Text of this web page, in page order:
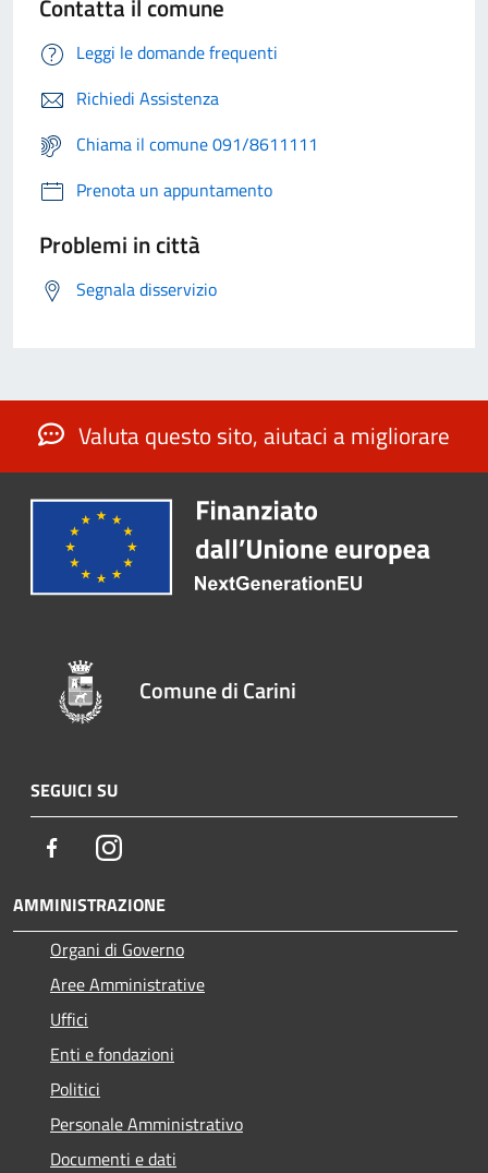
Contatta il comune
Leggi le domande frequenti
Richiedi Assistenza
Chiama il comune 091/8611111
Prenota un appuntamento
Problemi in città
Segnala disservizio
Valuta questo sito, aiutaci a migliorare
Comune di Carini
SEGUICI SU
FacebookInstagram
AMMINISTRAZIONE
Organi di Governo
Aree Amministrative
Uffici
Enti e fondazioni
Politici
Personale Amministrativo
Documenti e dati